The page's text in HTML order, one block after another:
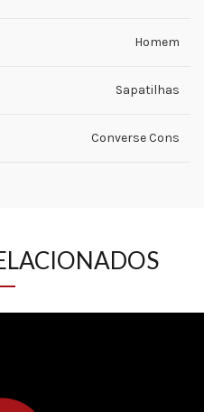
Homem
Sapatilhas
Converse Cons